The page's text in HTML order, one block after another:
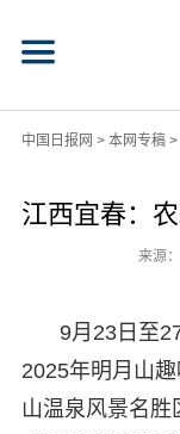
中国日报网 > 本网专稿>
江西宜春：
来源
9月23日至
2025年明月山
山温泉风景名